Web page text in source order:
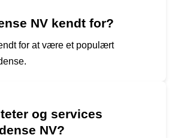
NV kendt for?
for at være et populært
og services
NV?